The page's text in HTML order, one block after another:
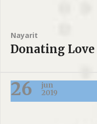
Nayarit
Donating Love
26
jun
2019